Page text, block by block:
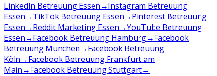
LinkedIn Betreuung Essen→Instagram Betreuung
Essen→TikTok Betreuung Essen→Pinterest Betreuung
Essen→Reddit Marketing Essen→YouTube Betreuung
Essen→Facebook Betreuung Hamburg→Facebook
Betreuung München→Facebook Betreuung
Köln→Facebook Betreuung Frankfurt am
Main→Facebook Betreuung Stuttgart→